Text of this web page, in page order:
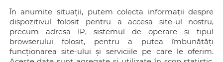
În anumite situații, putem colecta informații despre
dispozitivul folosit pentru a accesa site-ul nostru,
precum adresa IP, sistemul de operare și tipul
browserului folosit, pentru a putea îmbunătăți
funcționarea site-ului și serviciile pe care le oferim.